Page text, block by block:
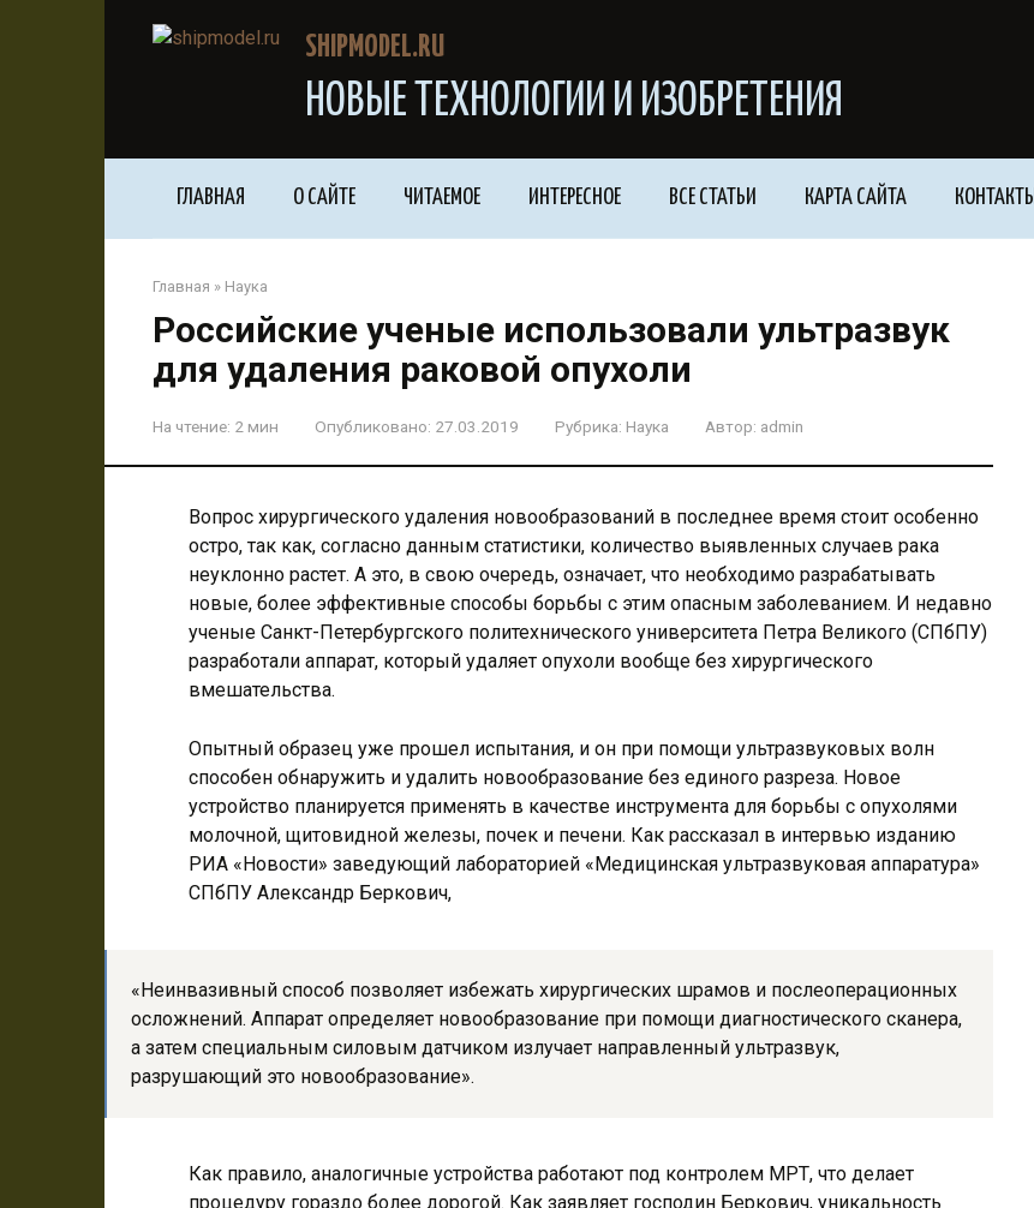
SHIPMODEL.RU
НОВЫЕ ТЕХНОЛОГИИ И ИЗОБРЕТЕНИЯ
ГЛАВНАЯ О САЙТЕ ЧИТАЕМОЕ ИНТЕРЕСНОЕ ВСЕ СТАТЬИ КАРТА САЙТА КОНТАКТЫ
Главная » Наука
Российские ученые использовали ультразвук
для удаления раковой опухоли
На чтение: 2 мин Опубликовано: 27.03.2019 Рубрика: Наука Автор: admin
Вопрос хирургического удаления новообразований в последнее время стоит особенно
остро, так как, согласно данным статистики, количество выявленных случаев рака
неуклонно растет. А это, в свою очередь, означает, что необходимо разрабатывать
новые, более эффективные способы борьбы с этим опасным заболеванием. И недавно
ученые Санкт-Петербургского политехнического университета Петра Великого (СПбПУ)
разработали аппарат, который удаляет опухоли вообще без хирургического
вмешательства.
Опытный образец уже прошел испытания, и он при помощи ультразвуковых волн
способен обнаружить и удалить новообразование без единого разреза. Новое
устройство планируется применять в качестве инструмента для борьбы с опухолями
молочной, щитовидной железы, почек и печени. Как рассказал в интервью изданию
РИА «Новости» заведующий лабораторией «Медицинская ультразвуковая аппаратура»
СПбПУ Александр Беркович,
«Неинвазивный способ позволяет избежать хирургических шрамов и послеоперационных
осложнений. Аппарат определяет новообразование при помощи диагностического сканера,
а затем специальным силовым датчиком излучает направленный ультразвук,
разрушающий это новообразование».
Как правило, аналогичные устройства работают под контролем МРТ, что делает
процедуру гораздо более дорогой. Как заявляет господин Беркович, уникальность